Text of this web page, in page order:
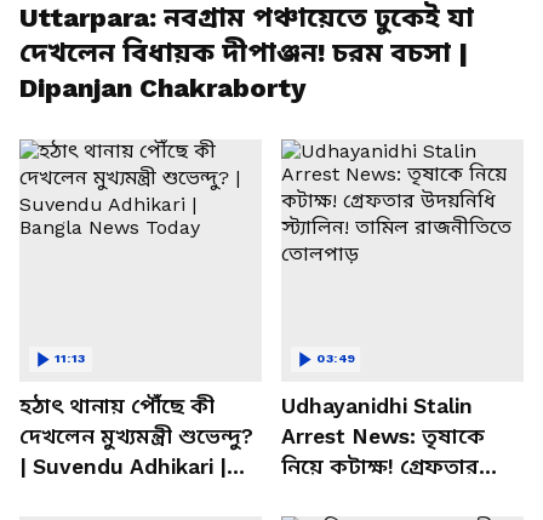
Uttarpara: নবগ্রাম পঞ্চায়েতে ঢুকেই যা
দেখলেন বিধায়ক দীপাঞ্জন! চরম বচসা |
Dipanjan Chakraborty
হঠাৎ থানায় পৌঁছে কী
দেখলেন মুখ্যমন্ত্রী শুভেন্দু?
| Suvendu Adhikari |
11:13
Udhayanidhi Stalin
Arrest News: তৃষাকে
নিয়ে কটাক্ষ! গ্রেফতার
03:49